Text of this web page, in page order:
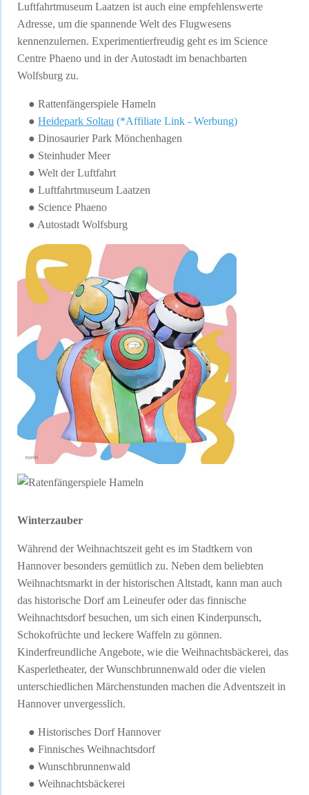
Luftfahrtmuseum Laatzen ist auch eine empfehlenswerte
Adresse, um die spannende Welt des Flugwesens
kennenzulernen. Experimentierfreudig geht es im Science
Centre Phaeno und in der Autostadt im benachbarten
Wolfsburg zu.
● Rattenfängerspiele Hameln
● Heidepark Soltau (*Affiliate Link - Werbung)
● Dinosaurier Park Mönchenhagen
● Steinhuder Meer
● Welt der Luftfahrt
● Luftfahrtmuseum Laatzen
● Science Phaeno
● Autostadt Wolfsburg
Winterzauber
Während der Weihnachtszeit geht es im Stadtkern von
Hannover besonders gemütlich zu. Neben dem beliebten
Weihnachtsmarkt in der historischen Altstadt, kann man auch
das historische Dorf am Leineufer oder das finnische
Weihnachtsdorf besuchen, um sich einen Kinderpunsch,
Schokofrüchte und leckere Waffeln zu gönnen.
Kinderfreundliche Angebote, wie die Weihnachtsbäckerei, das
Kasperletheater, der Wunschbrunnenwald oder die vielen
unterschiedlichen Märchenstunden machen die Adventszeit in
Hannover unvergesslich.
● Historisches Dorf Hannover
● Finnisches Weihnachtsdorf
● Wunschbrunnenwald
● Weihnachtsbäckerei